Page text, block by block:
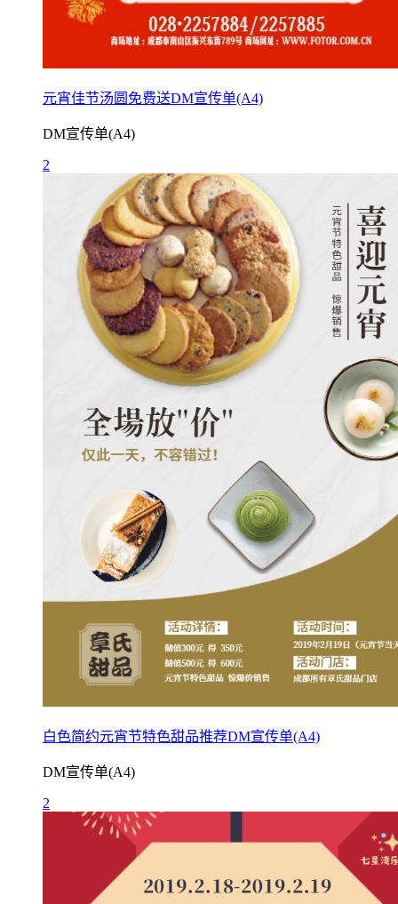
元宵佳节汤圆免费送DM宣传单(A4)
DM宣传单(A4)
2
白色简约元宵节特色甜品推荐DM宣传单(A4)
DM宣传单(A4)
2